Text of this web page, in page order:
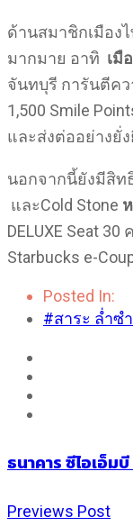
ด้านสมาชิกเมือง
มากมาย อาทิ เมื
จันทบุรี การันตีคว
1,500 Smile
และส่งต่ออย่างยั่
นอกจากนี้ยังมีสิท
และCold Stone
DELUXE Seat
Starbucks e-
Posted In:
#สาระ ล่ำซำ
ธนาคาร ซีไอเอ็ม
Previews Post